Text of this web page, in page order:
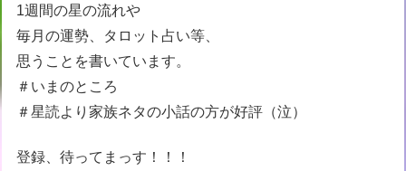
1週間の星の流れや
毎月の運勢、タロット占い等、
思うことを書いています。
＃いまのところ
＃星読より家族ネタの小話の方が好評（泣）
登録、待ってまっす！！！